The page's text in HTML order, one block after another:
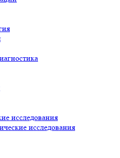
исследования
исследования